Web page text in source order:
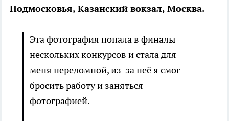
Подмосковья, Казанский вокзал, Москва.
Эта фотография попала в финалы
нескольких конкурсов и стала для
меня переломной, из-за неё я смог
бросить работу и заняться
фотографией.